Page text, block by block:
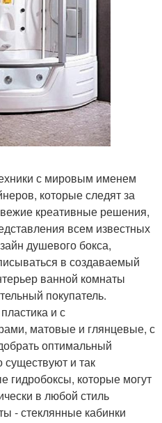
с мировым именем
которые следят за
креативные решения,
всем известных
душевого бокса,
в создаваемый
ванной комнаты
покупатель.
и с
матовые и глянцевые, с
оптимальный
и так
гидробоксы, которые могут
в любой стиль
- стеклянные кабинки